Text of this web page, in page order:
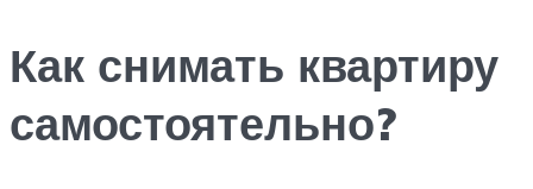
Как снимать квартиру
самостоятельно?